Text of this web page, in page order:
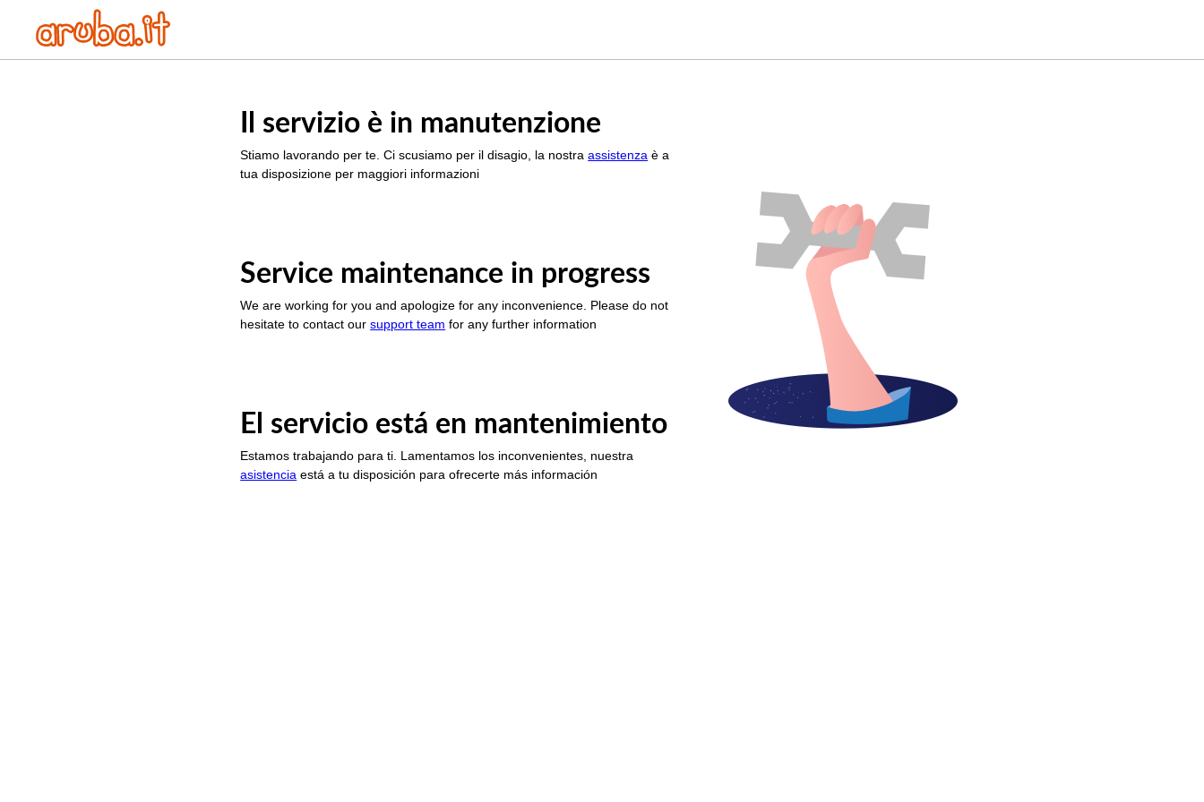
Il servizio è in manutenzione
Stiamo lavorando per te. Ci scusiamo per il disagio, la nostraassistenza è a
tua disposizione per maggiori informazioni
Service maintenance in progress
We are working for you and apologize for any inconvenience. Please do not
hesitate to contact oursupport team for any further information
El servicio está en mantenimiento
Estamos trabajando para ti. Lamentamos los inconvenientes, nuestra
asistencia está a tu disposición para ofrecerte más información